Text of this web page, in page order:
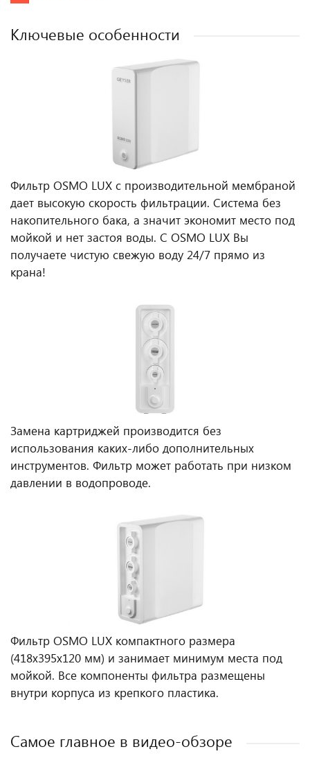
Ключевые особенности
Фильтр OSMO LUX с производительной мембраной
дает высокую скорость фильтрации. Система без
накопительного бака, а значит экономит место под
мойкой и нет застоя воды. С OSMO LUX Вы
получаете чистую свежую воду 24/7 прямо из
крана!
Замена картриджей производится без
использования каких-либо дополнительных
инструментов. Фильтр может работать при низком
давлении в водопроводе.
Фильтр OSMO LUX компактного размера
(418х395х120 мм) и занимает минимум места под
мойкой. Все компоненты фильтра размещены
внутри корпуса из крепкого пластика.
Самое главное в видео-обзоре